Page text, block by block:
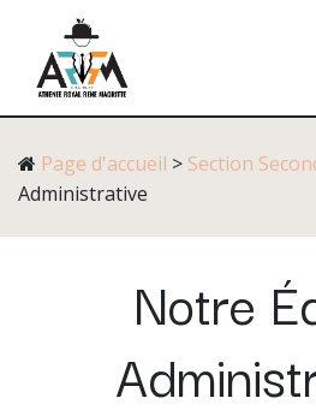
Se rendre au contenu
Page d'accueil > Section
Administrative
Notre